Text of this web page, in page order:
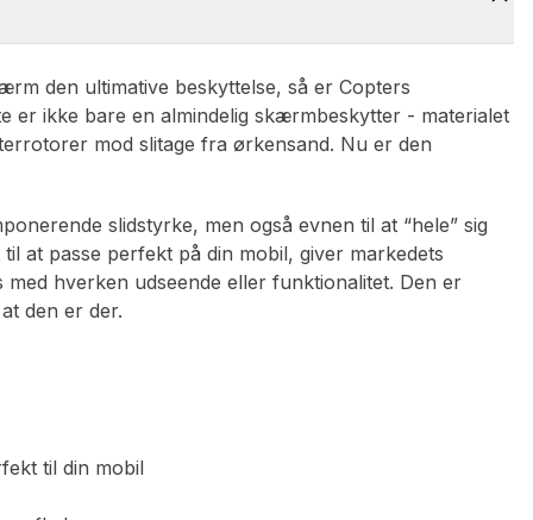
den ultimative beskyttelse, så er Copters
er ikke bare en almindelig skærmbeskytter - materialet
mod slitage fra ørkensand. Nu er den
slidstyrke, men også evnen til at “hele” sig
at passe perfekt på din mobil, giver markedets
hverken udseende eller funktionalitet. Den er
den er der.
til din mobil